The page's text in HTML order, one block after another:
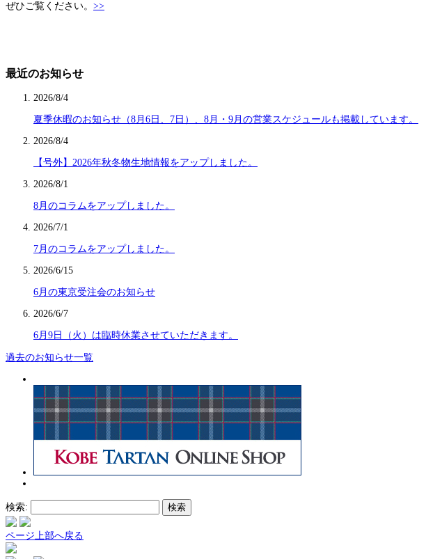
ぜひご覧ください。 >>
最近のお知らせ
2026/8/4
夏季休暇のお知らせ（8月6日、7日）、8月・9月の営業スケジュールも掲載しています。
2026/8/4
【号外】2026年秋冬物生地情報をアップしました。
2026/8/1
8月のコラムをアップしました。
2026/7/1
7月のコラムをアップしました。
2026/6/15
6月の東京受注会のお知らせ
2026/6/7
6月9日（火）は臨時休業させていただきます。
過去のお知らせ一覧
検索:
ページ上部へ戻る